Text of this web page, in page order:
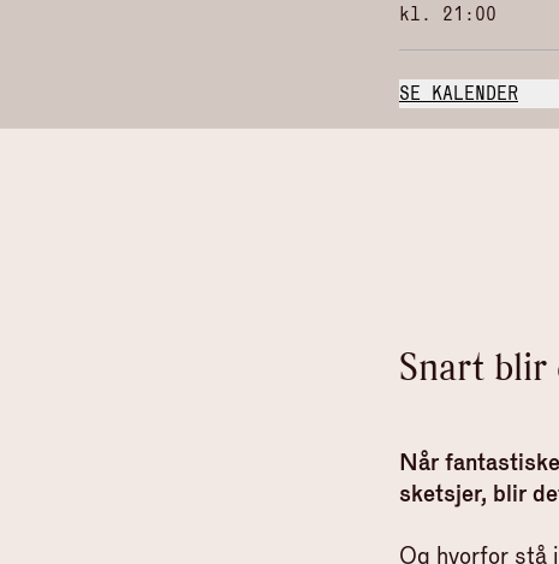
kl.
21:00
SE KALENDER
Snart blir
Når
sketsjer, blir
Og hvorfor stå